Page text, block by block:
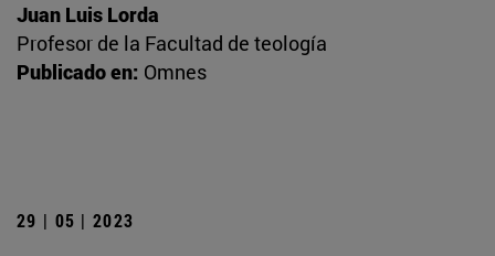
Juan Luis Lorda
Profesor de la Facultad de teología
Publicado en: Omnes
29 | 05 | 2023